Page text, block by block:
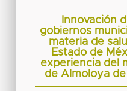
Innovación
gobiernos
materia de
Estado de
experiencia del
de Almoloya